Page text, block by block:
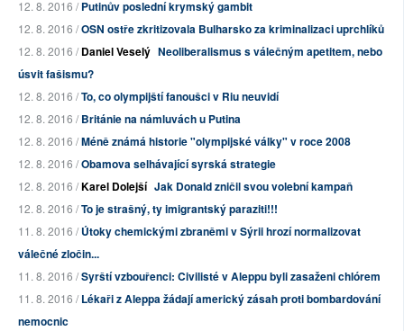
12. 8. 2016 /Putinův poslední krymský gambit
12. 8. 2016 /OSN ostře zkritizovala Bulharsko za kriminalizaci uprchlíků
12. 8. 2016 /Daniel Veselý Neoliberalismus s válečným apetitem, nebo
úsvit fašismu?
12. 8. 2016 /To, co olympijští fanoušci v Riu neuvidí
12. 8. 2016 /Británie na námluvách u Putina
12. 8. 2016 /Méně známá historie "olympijské války" v roce 2008
12. 8. 2016 /Obamova selhávající syrská strategie
12. 8. 2016 /Karel Dolejší Jak Donald zničil svou volební kampaň
12. 8. 2016 /To je strašný, ty imigrantský paraziti!!!
11. 8. 2016 /Útoky chemickými zbraněmi v Sýrii hrozí normalizovat
válečné zločin...
11. 8. 2016 /Syrští vzbouřenci: Civilisté v Aleppu byli zasaženi chlórem
11. 8. 2016 /Lékaři z Aleppa žádají americký zásah proti bombardování
nemocnic